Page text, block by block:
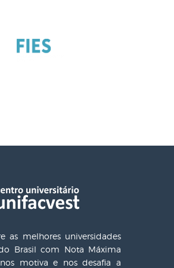
as melhores universidades
Brasil com Nota Máxima
motiva e nos desafia a